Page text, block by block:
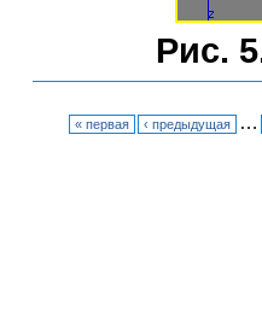
Рис.
« первая ‹ предыдущая …